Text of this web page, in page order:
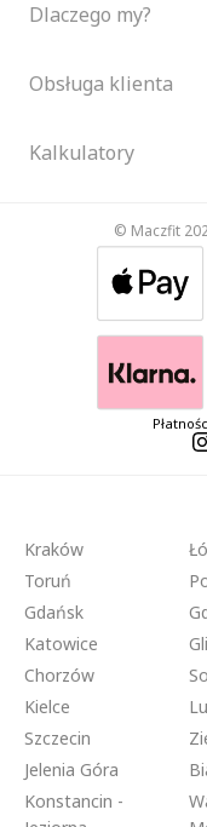
Dlaczego my?
Obsługa klienta
Kalkulatory
© Maczfit
Kraków
Toruń
Gdańsk
Katowice
Chorzów
Kielce
Szczecin
Jelenia Góra
Konstancin -